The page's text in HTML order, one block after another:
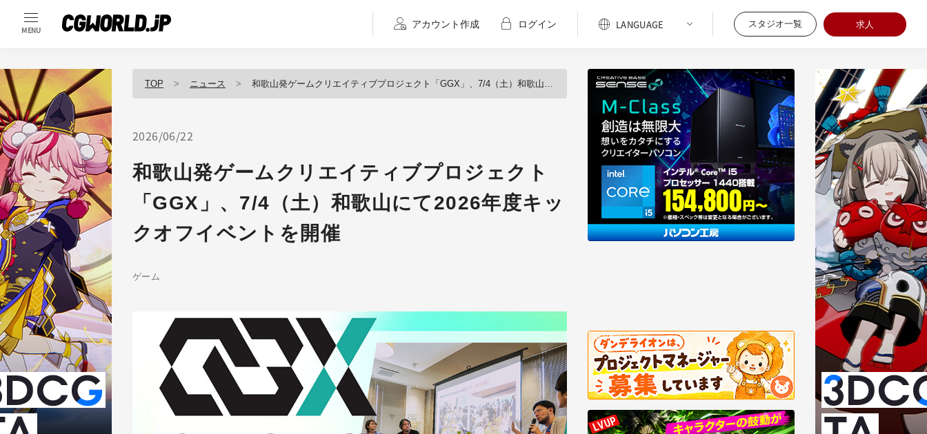
MENU
アカウント作成 ログイン スタジオ一覧 求人
TOP ニュース 和歌山発ゲームクリエイティブプロジェクト「GGX」、7/4（土）和歌山にて2026年度キックオフイベントを開催
2026/06/22
和歌山発ゲームクリエイティブプロジェクト
「GGX」、7/4（土）和歌山にて2026年度キッ
クオフイベントを開催
ゲーム